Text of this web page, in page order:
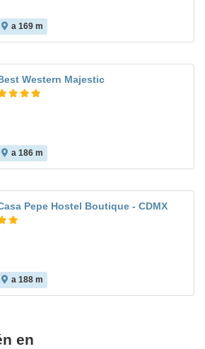
a 169 m
Western Majestic
a 186 m
Pepe Hostel Boutique - CDMX
a 188 m
en